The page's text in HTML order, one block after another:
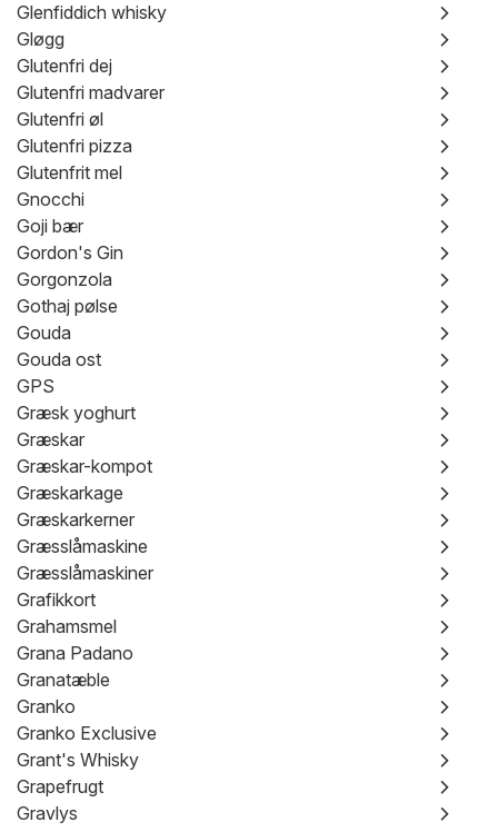
Glenfiddich whisky
Gløgg
Glutenfri dej
Glutenfri madvarer
Glutenfri øl
Glutenfri pizza
Glutenfrit mel
Gnocchi
Goji bær
Gordon's Gin
Gorgonzola
Gothaj pølse
Gouda
Gouda ost
GPS
Græsk yoghurt
Græskar
Græskar-kompot
Græskarkage
Græskarkerner
Græsslåmaskine
Græsslåmaskiner
Grafikkort
Grahamsmel
Grana Padano
Granatæble
Granko
Granko Exclusive
Grant's Whisky
Grapefrugt
Gravlys